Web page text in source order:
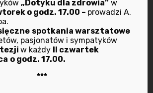
„Dotyku dla zdrowia” w
o godz. 17.00 – prowadzi A.
spotkania warsztatowe
pasjonatów i sympatyków
w każdy II czwartek
o godz. 17.00.
***